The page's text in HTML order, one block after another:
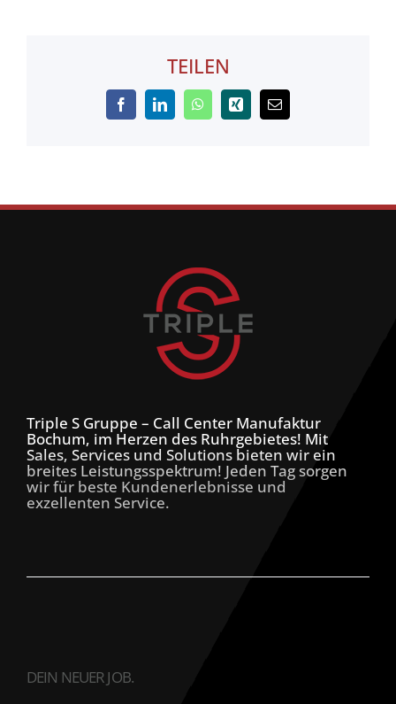
TEILEN
FacebookLinkedInWhatsApp
Xing
E-
Mail
Triple S Gruppe – Call Center Manufaktur
Bochum, im Herzen des Ruhrgebietes! Mit
Sales, Services und Solutions bieten wir ein
breites Leistungsspektrum! Jeden Tag sorgen
wir für beste Kundenerlebnisse und
exzellenten Service.
DEIN NEUER JOB.